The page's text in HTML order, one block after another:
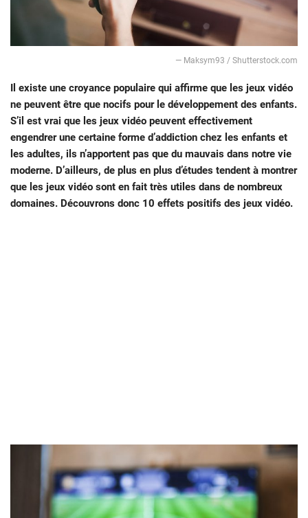
— Maksym93 / Shutterstock.com
Il existe une croyance populaire qui affirme que les jeux vidéo
ne peuvent être que nocifs pour le développement des enfants.
S’il est vrai que les jeux vidéo peuvent effectivement
engendrer une certaine forme d’addiction chez les enfants et
les adultes, ils n’apportent pas que du mauvais dans notre vie
moderne. D’ailleurs, de plus en plus d’études tendent à montrer
que les jeux vidéo sont en fait très utiles dans de nombreux
domaines. Découvrons donc 10 effets positifs des jeux vidéo.